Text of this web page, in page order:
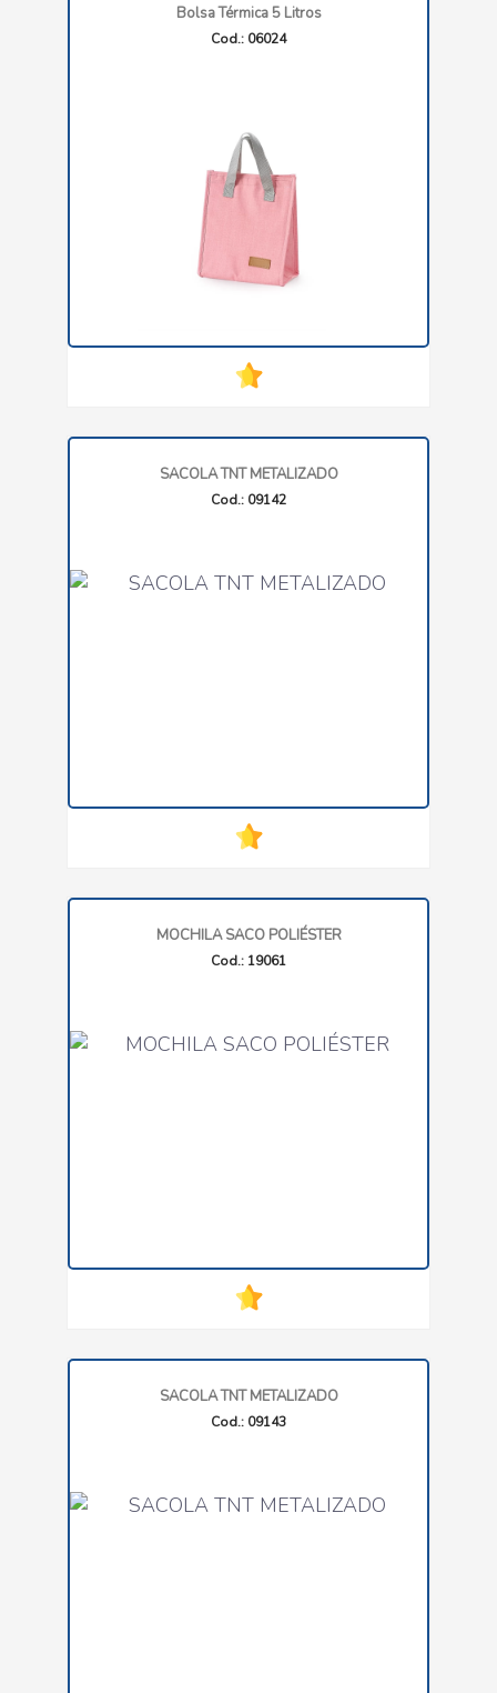
Bolsa Térmica 5 Litros
Cod.: 06024
SACOLA TNT METALIZADO
Cod.: 09142
MOCHILA SACO POLIÉSTER
Cod.: 19061
SACOLA TNT METALIZADO
Cod.: 09143